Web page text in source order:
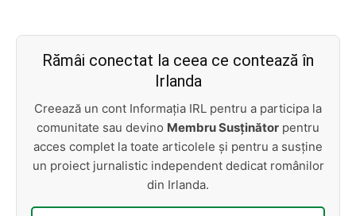
Rămâi conectat la ceea ce contează în
Irlanda
Creează un cont Informația IRL pentru a participa la
comunitate sau devino Membru Susținător pentru
acces complet la toate articolele și pentru a susține
un proiect jurnalistic independent dedicat românilor
din Irlanda.